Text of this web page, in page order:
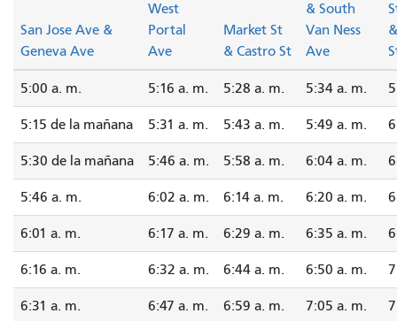
San Jose Ave &
Geneva Ave
West
Portal
Ave
Market St
& Castro St
& South
Van Ness
Ave
5:00 a. m. 5:16 a. m. 5:28 a. m. 5:34 a. m.
5:15 de la mañana 5:31 a. m. 5:43 a. m. 5:49 a. m.
5:30 de la mañana 5:46 a. m. 5:58 a. m. 6:04 a. m.
5:46 a. m. 6:02 a. m. 6:14 a. m. 6:20 a. m.
6:01 a. m. 6:17 a. m. 6:29 a. m. 6:35 a. m.
6:16 a. m. 6:32 a. m. 6:44 a. m. 6:50 a. m.
6:31 a. m. 6:47 a. m. 6:59 a. m. 7:05 a. m.